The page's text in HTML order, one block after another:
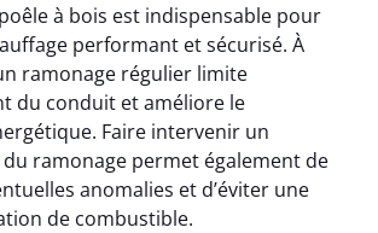
à bois est indispensable pour
performant et sécurisé. À
ramonage régulier limite
du conduit et améliore le
Faire intervenir un
ramonage permet également de
anomalies et d’éviter une
de combustible.